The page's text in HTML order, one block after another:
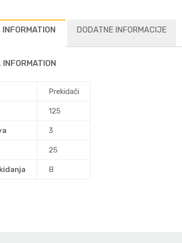
DODATNE INFORMACIJE
Prekidači
125
3
25
B